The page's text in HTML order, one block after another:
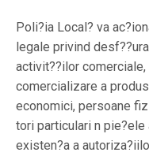
Poli?ia Local? va
legale privind
activit??ilor
comercializare a
economici, persoane
tori particulari n
existen?a a